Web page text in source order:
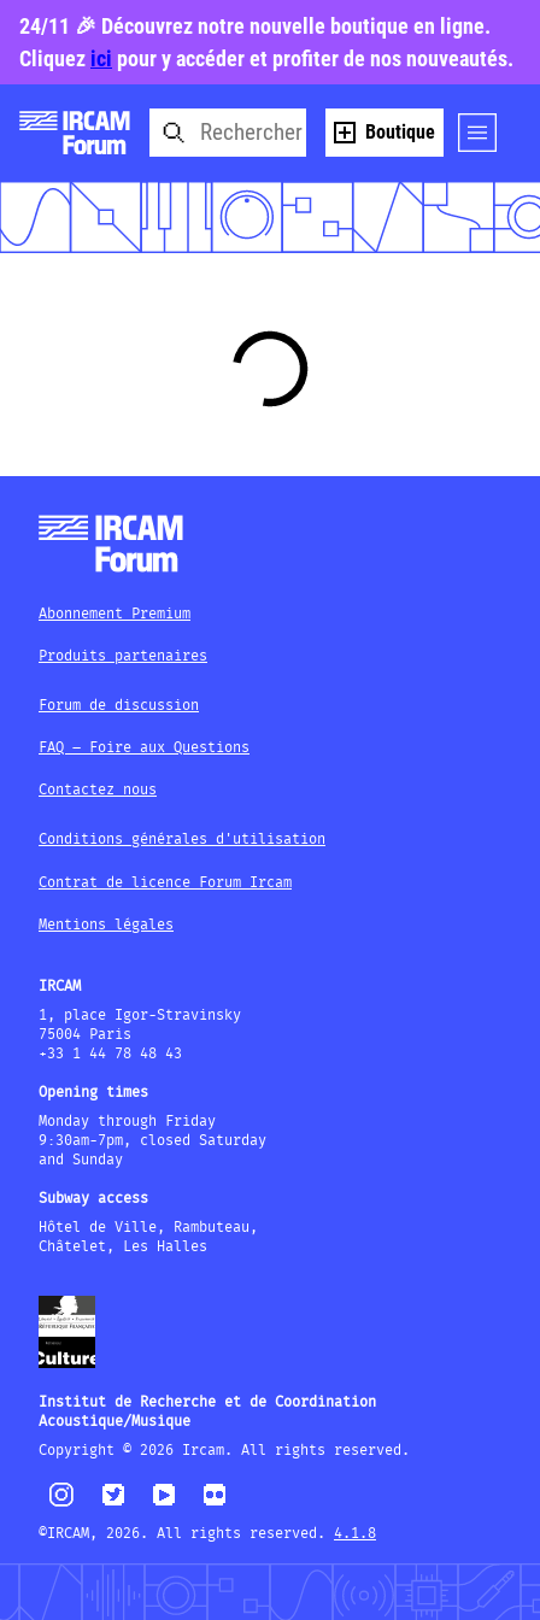
24/11 🎉 Découvrez notre nouvelle boutique en ligne.
Cliquez ici pour y accéder et profiter de nos nouveautés.
Boutique
Abonnement Premium
Produits partenaires
Forum de discussion
FAQ – Foire aux Questions
Contactez nous
Conditions générales d'utilisation
Contrat de licence Forum Ircam
Mentions légales
IRCAM
1, place Igor-Stravinsky
75004 Paris
+33 1 44 78 48 43
Opening times
Monday through Friday
9:30am-7pm, closed Saturday
and Sunday
Subway access
Hôtel de Ville, Rambuteau,
Châtelet, Les Halles
Institut de Recherche et de Coordination
Acoustique/Musique
Copyright © 2026 Ircam. All rights reserved.
©IRCAM, 2026. All rights reserved. 4.1.8